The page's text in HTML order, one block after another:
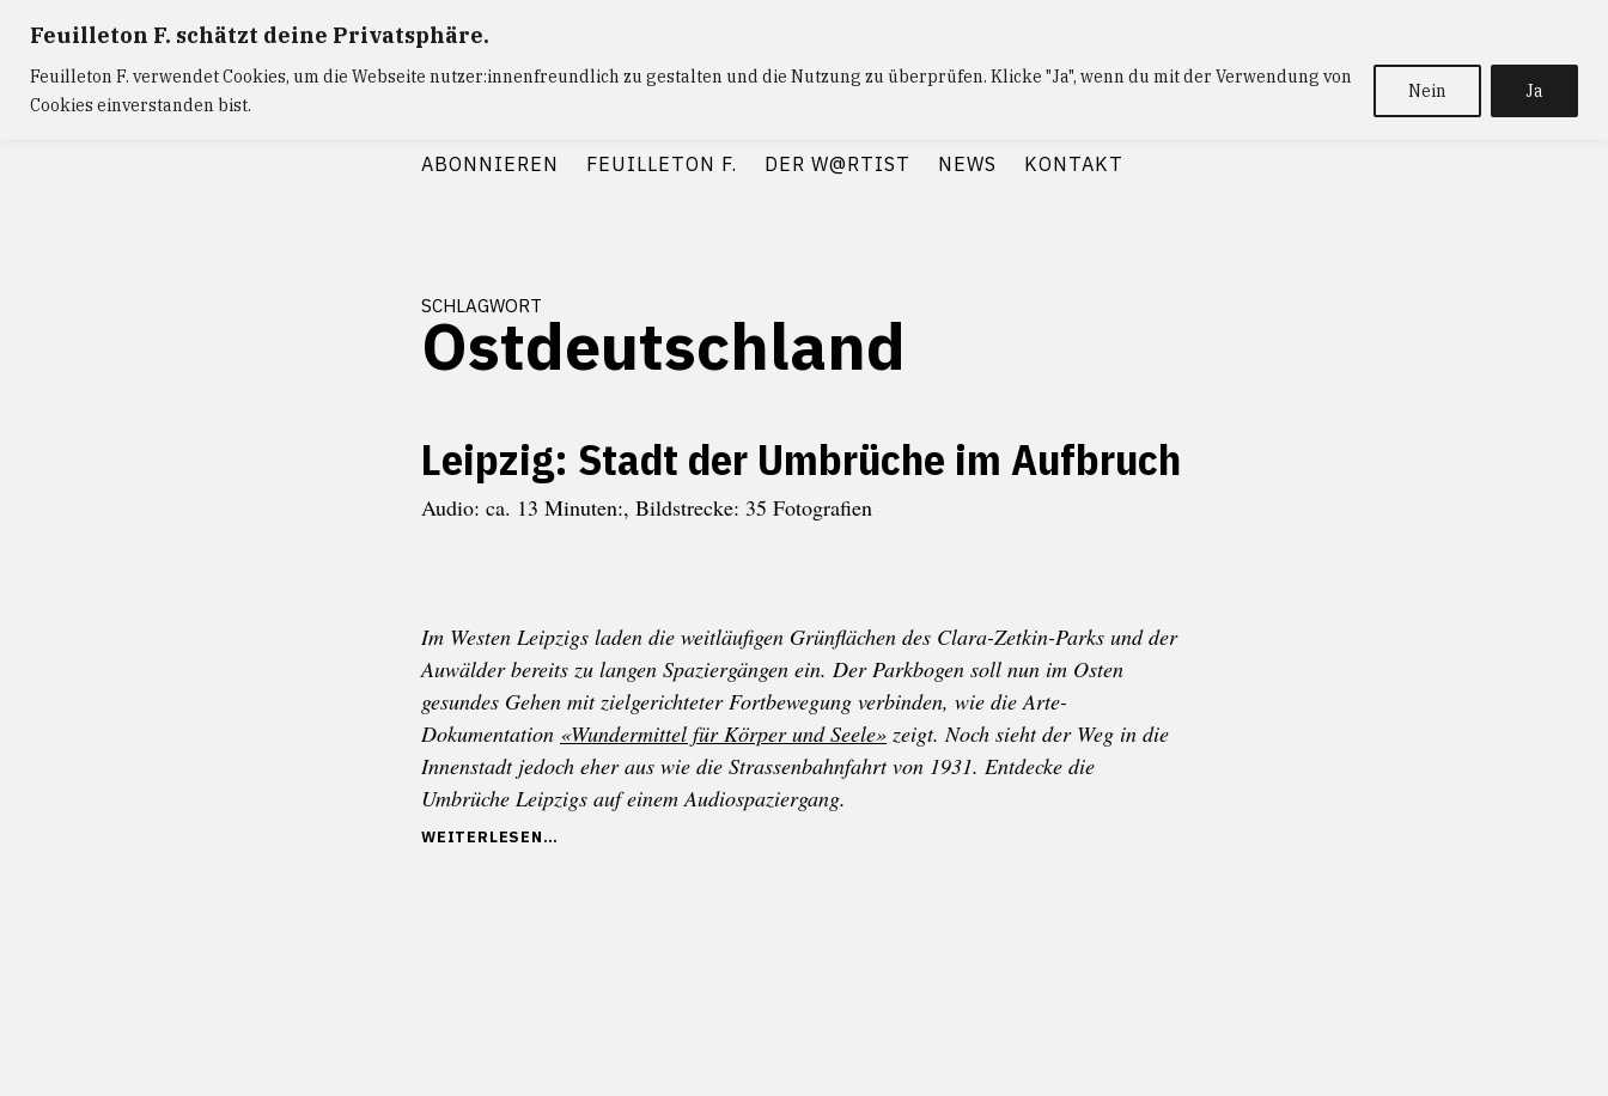
Feuilleton F. schätzt deine Privatsphäre.
Feuilleton F. verwendet Cookies, um die Webseite nutzer:innenfreundlich zu gestalten und die Nutzung zu überprüfen. Klicke "Ja", wenn du mit der Verwendung von
Cookies einverstanden bist.
Nein Ja
Inhalt
springen
ABONNIEREN FEUILLETON F. DER W@RTIST NEWS KONTAKT
schlagwort
Ostdeutschland
Leipzig: Stadt der Umbrüche im Aufbruch
Audio: ca. 13 Minuten:, Bildstrecke: 35 Fotografien
Im Westen Leipzigs laden die weitläufigen Grünflächen des Clara-Zetkin-Parks und der
Auwälder bereits zu langen Spaziergängen ein. Der Parkbogen soll nun im Osten
gesundes Gehen mit zielgerichteter Fortbewegung verbinden, wie die Arte-
Dokumentation «Wundermittel für Körper und Seele» zeigt. Noch sieht der Weg in die
Innenstadt jedoch eher aus wie die Strassenbahnfahrt von 1931. Entdecke die
Umbrüche Leipzigs auf einem Audiospaziergang.
„LEIPZIG:
WEITERLESEN